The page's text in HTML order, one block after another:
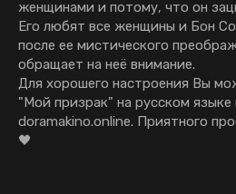
женщинами и потому, что он
Его любят все женщины и Бон
после ее мистического
обращает на неё внимание.
Для хорошего настроения Вы
"Мой призрак" на русском языке
doramakino.online. Приятного
🖤